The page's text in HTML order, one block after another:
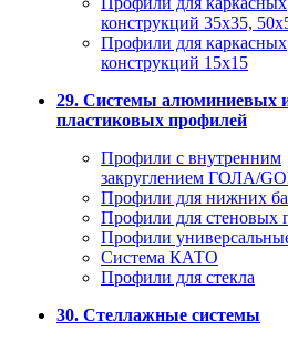
конструкций 35x35,
Профили для каркасных
конструкций 15х15
29. Системы алюминиевых
пластиковых профилей
Профили с внутренним
закруглением ГОЛА/
Профили для нижних
Профили для стеновых
Профили
Система КАТО
Профили для стекла
30. Стеллажные системы